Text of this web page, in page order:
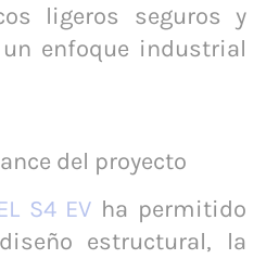
ligeros seguros y
enfoque industrial
del proyecto
S4 EV ha permitido
estructural, la